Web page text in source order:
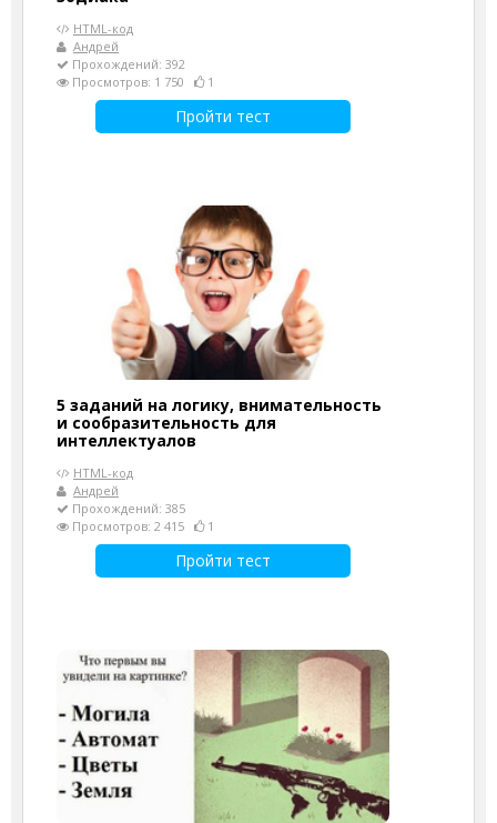
HTML-код
Андрей
Прохождений: 392
Просмотров: 1 750
1
Пройти тест
5 заданий на логику, внимательность
и сообразительность для
интеллектуалов
HTML-код
Андрей
Прохождений: 385
Просмотров: 2 415
1
Пройти тест